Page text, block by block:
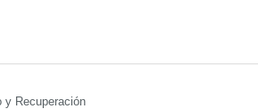
y Recuperación